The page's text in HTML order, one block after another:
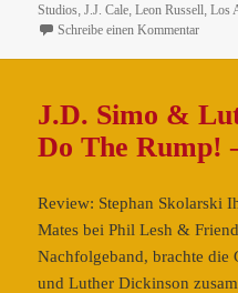
am
Studios,J.J. Cale,Leon Russell,Los
Schreibe einen Kommentarzu J.J.
J.D. Simo &
Do The Rump!
Review: Stephan Skolarski
Mates bei Phil Lesh &
Nachfolgeband, brachte
und Luther Dickinson